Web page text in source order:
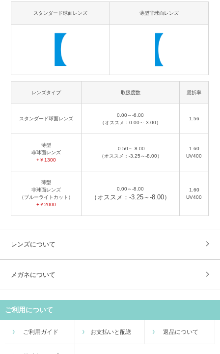
スタンダード球面レンズ 薄型非球面レンズ
レンズタイプ 取扱度数 屈折率
スタンダード球面レンズ
0.00～-6.00
（オススメ：0.00～-3.00）
1.56
薄型
非球面レンズ
+￥1300
-0.50～-8.00
（オススメ：-3.25～-8.00）
1.60
UV400
薄型
非球面レンズ
（ブルーライトカット）
+￥2000
0.00～-8.00
（オススメ：-3.25～-8.00）
1.60
UV400
レンズについて
メガネについて
ご利用について
ご利用ガイド お支払いと配送 返品について